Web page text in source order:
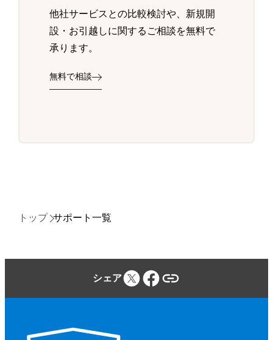
他社サービスとの比較検討や、新規開
設・お引越しに関するご相談を無料で
承ります。
無料で相談
トップ サポート一覧
シェア